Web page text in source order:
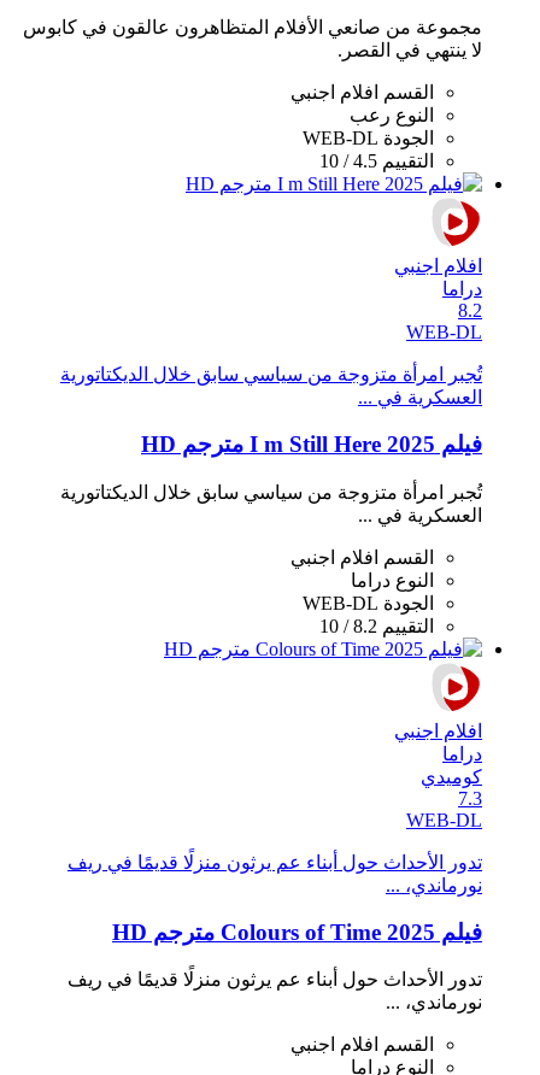
مجموعة من صانعي الأفلام المتظاهرون عالقون في كابوس
لا ينتهي في القصر.
القسم
افلام اجنبي
النوع رعب
الجودة WEB-DL
التقييم 4.5 / 10
افلام اجنبي
دراما
8.2
WEB-DL
تُجبر امرأة متزوجة من سياسي سابق خلال الديكتاتورية
العسكرية في ...
فيلم I m Still Here 2025 مترجم HD
تُجبر امرأة متزوجة من سياسي سابق خلال الديكتاتورية
العسكرية في ...
القسم
افلام اجنبي
النوع دراما
الجودة WEB-DL
التقييم 8.2 / 10
افلام اجنبي
دراما
كوميدي
7.3
WEB-DL
تدور الأحداث حول أبناء عم يرثون منزلًا قديمًا في ريف
نورماندي، ...
فيلم Colours of Time 2025 مترجم HD
تدور الأحداث حول أبناء عم يرثون منزلًا قديمًا في ريف
نورماندي، ...
القسم
افلام اجنبي
النوع دراما